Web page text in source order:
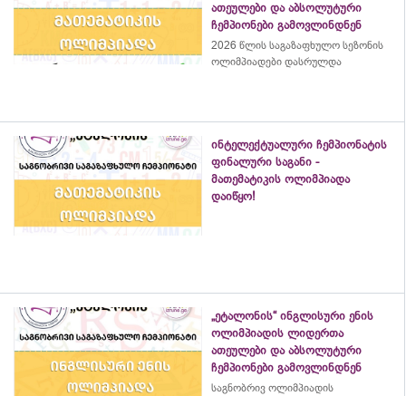
ათეულები და აბსოლუტური
ჩემპიონები გამოვლინდნენ
2026 წლის საგაზაფხულო სეზონის
ოლიმპიადები დასრულდა
ინტელექტუალური ჩემპიონატის
ფინალური საგანი -
მათემატიკის ოლიმპიადა
დაიწყო!
„ეტალონის“ ინგლისური ენის
ოლიმპიადის ლიდერთა
ათეულები და აბსოლუტური
ჩემპიონები გამოვლინდნენ
საგნობრივ ოლიმპიადის